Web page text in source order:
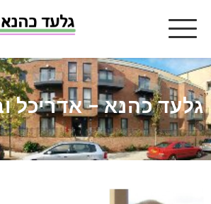
גלעד כהנא – אדריכל